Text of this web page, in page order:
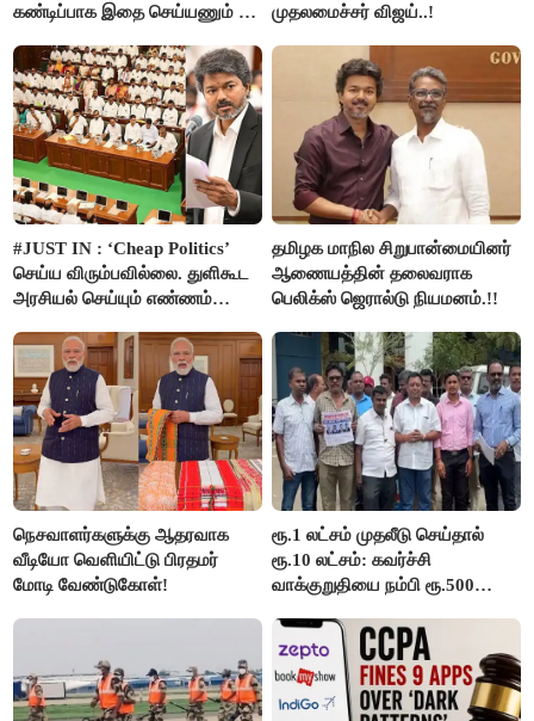
கண்டிப்பாக இதை செய்யணும் -
முதலமைச்சர் விஜய்..!
#JUST IN : ‘Cheap Politics’
செய்ய விரும்பவில்லை. துளிகூட
அரசியல் செய்யும் எண்ணம்
விஜய் பதில்!
தமிழக மாநில சிறுபான்மையினர்
ஆணையத்தின் தலைவராக
பெலிக்ஸ் ஜெரால்டு நியமனம்.!!
நெசவாளர்களுக்கு ஆதரவாக
வீடியோ வெளியிட்டு பிரதமர்
மோடி வேண்டுகோள்!
ரூ.1 லட்சம் முதலீடு செய்தால்
ரூ.10 லட்சம்: கவர்ச்சி
வாக்குறுதியை நம்பி ரூ.500
மக்கள்!